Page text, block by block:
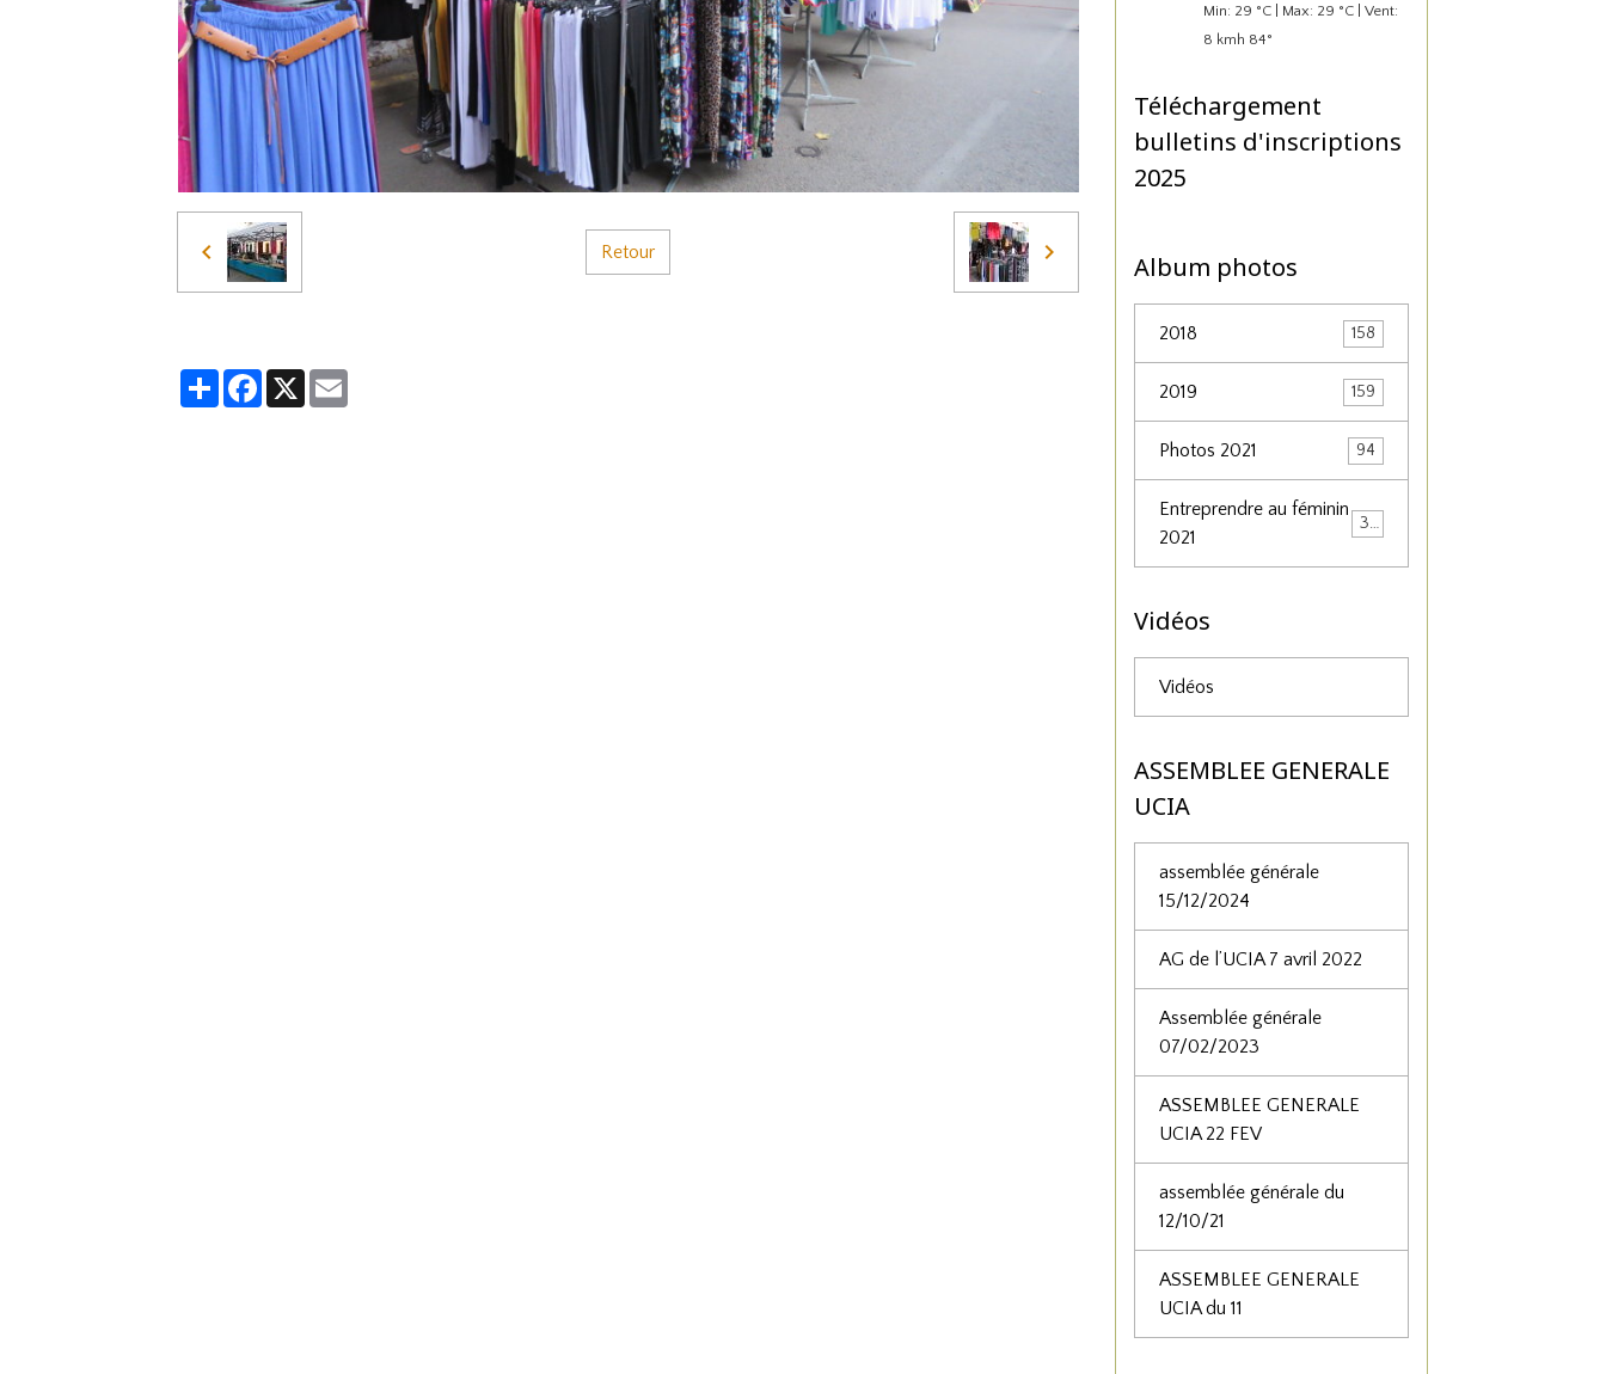
Retour
PartagerFacebook
X
Min: 29 °C | Max: 29 °C | Vent:
8 kmh 84°
Téléchargement
bulletins d'inscriptions
2025
Album photos
2018 158
2019 159
Photos 2021 94
Entreprendre au féminin
2021
34
Vidéos
Vidéos
ASSEMBLEE GENERALE
UCIA
assemblée générale
15/12/2024
AG de l’UCIA 7 avril 2022
Assemblée générale
07/02/2023
ASSEMBLEE GENERALE
UCIA 22 FEV
assemblée générale du
12/10/21
ASSEMBLEE GENERALE
UCIA du 11